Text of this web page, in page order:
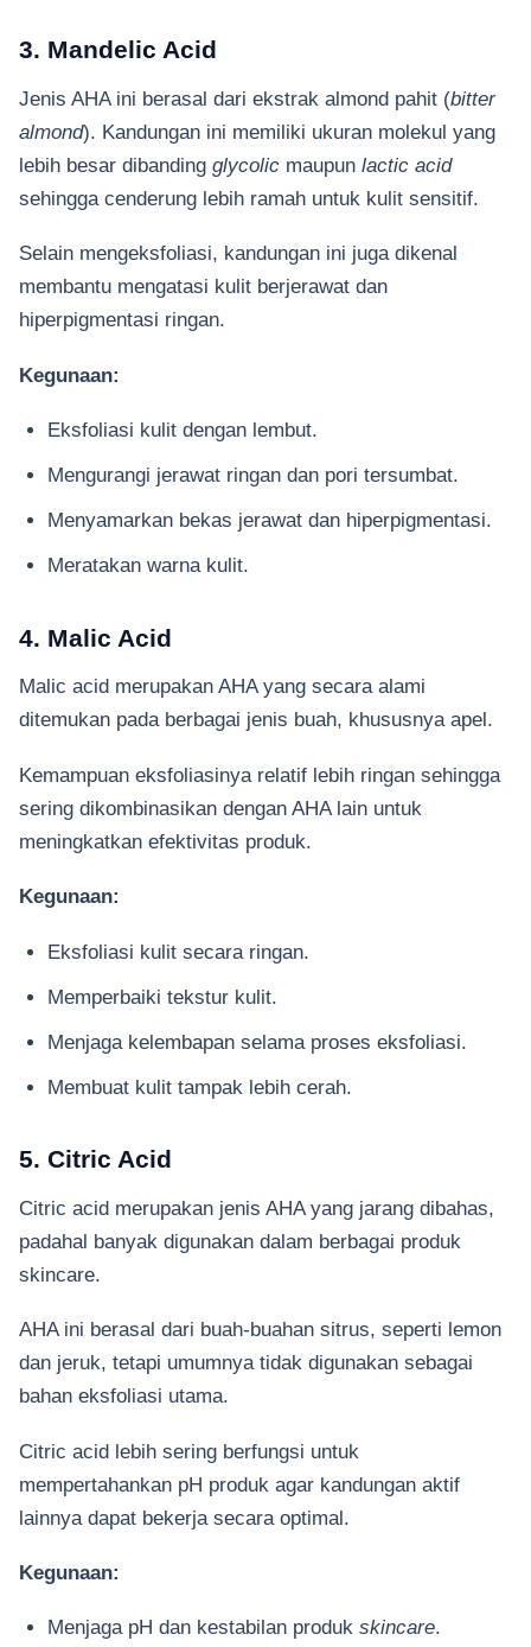
3. Mandelic Acid
Jenis AHA ini berasal dari ekstrak almond pahit (bitter
almond). Kandungan ini memiliki ukuran molekul yang
lebih besar dibanding glycolic maupun lactic acid
sehingga cenderung lebih ramah untuk kulit sensitif.
Selain mengeksfoliasi, kandungan ini juga dikenal
membantu mengatasi kulit berjerawat dan
hiperpigmentasi ringan.
Kegunaan:
Eksfoliasi kulit dengan lembut.
Mengurangi jerawat ringan dan pori tersumbat.
Menyamarkan bekas jerawat dan hiperpigmentasi.
Meratakan warna kulit.
4. Malic Acid
Malic acid merupakan AHA yang secara alami
ditemukan pada berbagai jenis buah, khususnya apel.
Kemampuan eksfoliasinya relatif lebih ringan sehingga
sering dikombinasikan dengan AHA lain untuk
meningkatkan efektivitas produk.
Kegunaan:
Eksfoliasi kulit secara ringan.
Memperbaiki tekstur kulit.
Menjaga kelembapan selama proses eksfoliasi.
Membuat kulit tampak lebih cerah.
5. Citric Acid
Citric acid merupakan jenis AHA yang jarang dibahas,
padahal banyak digunakan dalam berbagai produk
skincare.
AHA ini berasal dari buah-buahan sitrus, seperti lemon
dan jeruk, tetapi umumnya tidak digunakan sebagai
bahan eksfoliasi utama.
Citric acid lebih sering berfungsi untuk
mempertahankan pH produk agar kandungan aktif
lainnya dapat bekerja secara optimal.
Kegunaan:
Menjaga pH dan kestabilan produk skincare.